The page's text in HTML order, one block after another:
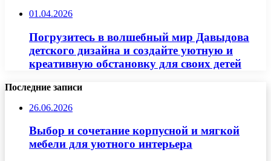
01.04.2026
Погрузитесь в волшебный мир Давыдова
детского дизайна и создайте уютную и
креативную обстановку для своих детей
Последние записи
26.06.2026
Выбор и сочетание корпусной и мягкой
мебели для уютного интерьера